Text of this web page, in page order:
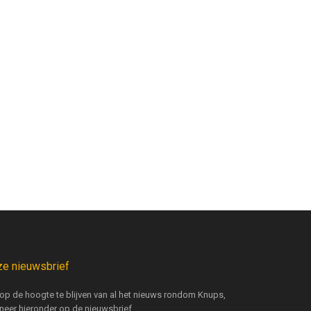
nieuwsbrief
de hoogte te blijven van al het nieuws rondom Knups,
hieronder op de nieuwsbrief.